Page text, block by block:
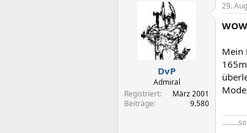
t
e
l
l
t
a
m
DvP
Admiral
Registriert
März 2001
Beiträge
9.580
29.
Mein